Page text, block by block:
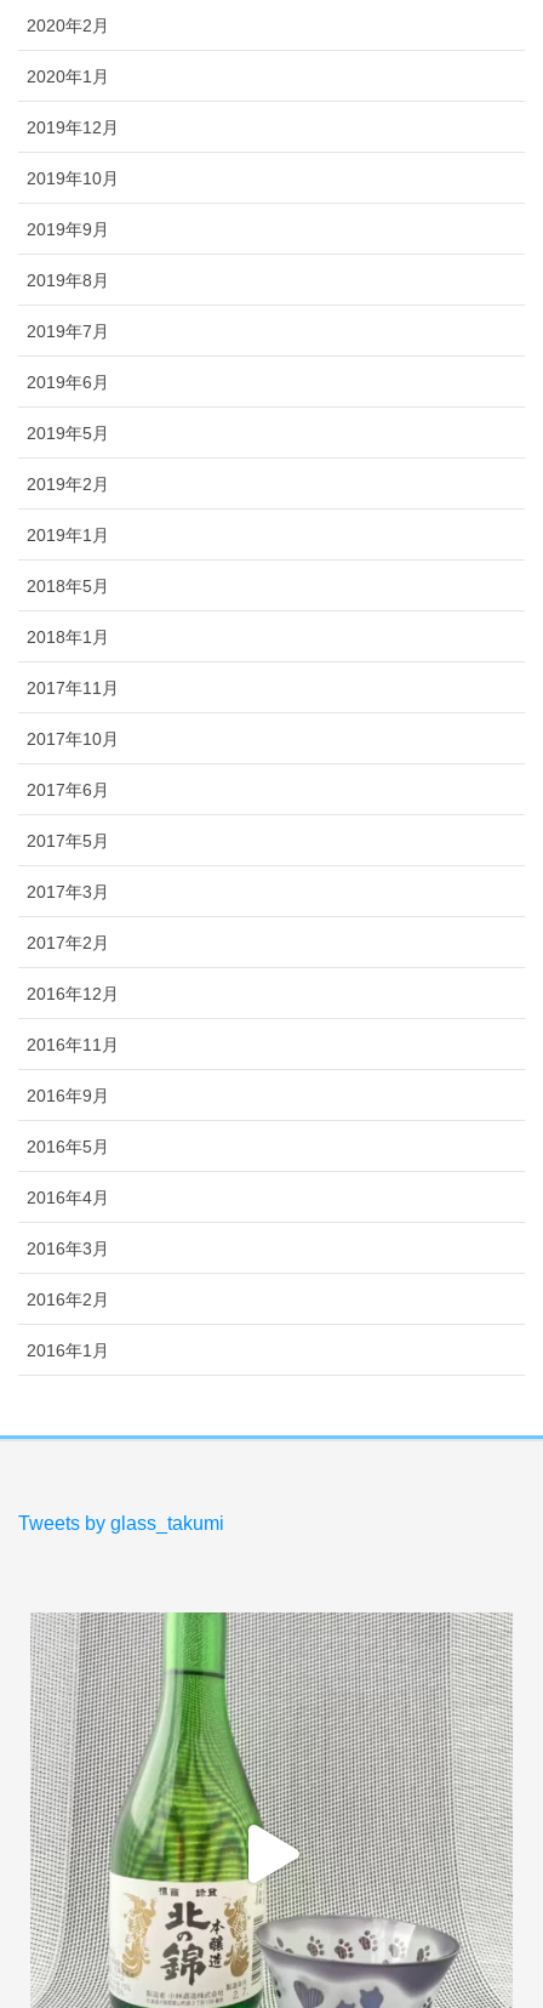
2020年2月
2020年1月
2019年12月
2019年10月
2019年9月
2019年8月
2019年7月
2019年6月
2019年5月
2019年2月
2019年1月
2018年5月
2018年1月
2017年11月
2017年10月
2017年6月
2017年5月
2017年3月
2017年2月
2016年12月
2016年11月
2016年9月
2016年5月
2016年4月
2016年3月
2016年2月
2016年1月
Tweets by glass_takumi